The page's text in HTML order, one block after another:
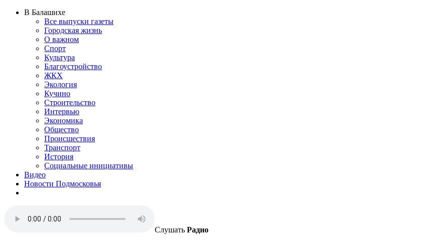
В Балашихе
Все выпуски газеты
Городская жизнь
О важном
Спорт
Культура
Благоустройство
ЖКХ
Экология
Кучино
Строительство
Интервью
Экономика
Общество
Происшествия
Транспорт
История
Социальные инициативы
Видео
Новости Подмосковья
Слушать Радио